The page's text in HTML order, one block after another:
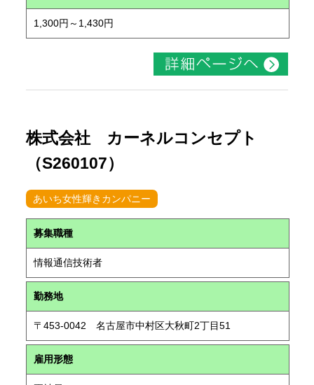
1,300円～1,430円
株式会社 カーネルコンセプト
（S260107）
あいち女性輝きカンパニー
募集職種
情報通信技術者
勤務地
〒453-0042 名古屋市中村区大秋町2丁目51
雇用形態